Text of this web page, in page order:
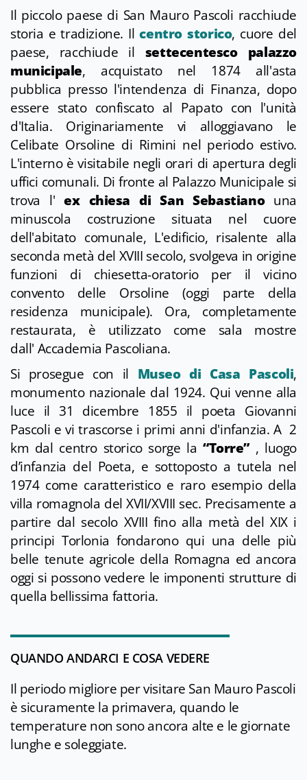
Il piccolo paese di San Mauro Pascoli racchiude
storia e tradizione. Ilcentro storico, cuore del
paese, racchiude il settecentesco palazzo
municipale, acquistato nel 1874 all'asta
pubblica presso l'intendenza di Finanza, dopo
essere stato confiscato al Papato con l'unità
d'Italia. Originariamente vi alloggiavano le
Celibate Orsoline di Rimini nel periodo estivo.
L'interno è visitabile negli orari di apertura degli
uffici comunali. Di fronte al Palazzo Municipale si
trova l' ex chiesa di San Sebastianouna
minuscola costruzione situata nel cuore
dell'abitato comunale, L'edificio, risalente alla
seconda metà del XVIII secolo, svolgeva in origine
funzioni di chiesetta-oratorio per il vicino
convento delle Orsoline (oggi parte della
residenza municipale). Ora, completamente
restaurata, è utilizzato come sala mostre
dall' Accademia Pascoliana.
Si prosegue con il Museo di Casa Pascoli,
monumento nazionale dal 1924. Qui venne alla
luce il 31 dicembre 1855 il poeta Giovanni
Pascoli e vi trascorse i primi anni d'infanzia. A 2
km dal centro storico sorge la “Torre”, luogo
d’infanzia del Poeta, e sottoposto a tutela nel
1974 come caratteristico e raro esempio della
villa romagnola del XVII/XVIII sec. Precisamente a
partire dal secolo XVIII fino alla metà del XIX i
principi Torlonia fondarono qui una delle più
belle tenute agricole della Romagna ed ancora
oggi si possono vedere le imponenti strutture di
quella bellissima fattoria.
QUANDO ANDARCI E COSA VEDERE
Il periodo migliore per visitare San Mauro Pascoli
è sicuramente la primavera, quando le
temperature non sono ancora alte e le giornate
lunghe e soleggiate.